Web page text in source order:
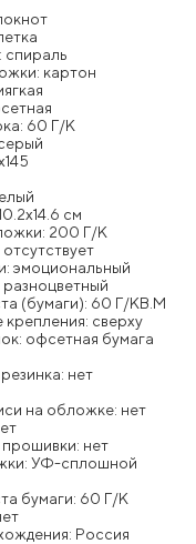
спираль
картон
60 Г/К
см
200 Г/К
эмоциональный
(бумаги): 60 Г/КВ.М
сверху
офсетная бумага
нет
на обложке: нет
нет
УФ-сплошной
бумаги: 60 Г/К
Россия